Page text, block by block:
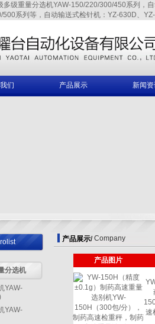
多级重量分选机YAW-150/220/300/450系列
系列等，自动输送式检针机：YZ-630D、
们 产品展示 新闻
分选机
YAW-
YAW-
产品展示/ Company
产品图片
速